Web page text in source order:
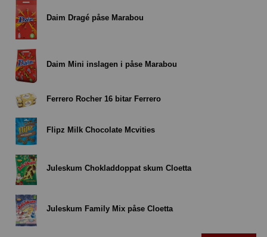
Daim Dragé påse Marabou
Daim Mini inslagen i påse Marabou
Ferrero Rocher 16 bitar Ferrero
Flipz Milk Chocolate Mcvities
Juleskum Chokladdoppat skum Cloetta
Juleskum Family Mix påse Cloetta